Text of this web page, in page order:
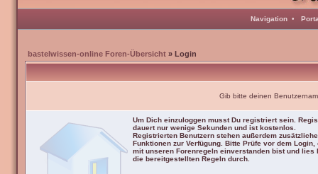
Navigation •
bastelwissen-online Foren-Übersicht » Login
Gib bitte deinen
Um Dich einzuloggen musst Du registriert sein.
dauert nur wenige Sekunden und ist kostenlos.
Registrierten Benutzern stehen außerdem zusätzliche
Funktionen zur Verfügung. Bitte Prüfe vor dem Login,
mit unseren Forenregeln einverstanden bist und lies
die bereitgestellten Regeln durch.